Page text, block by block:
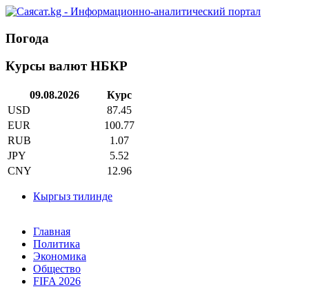
Погода
Курсы валют НБКР
09.08.2026
Курс
USD
87.45
EUR
100.77
RUB
1.07
JPY
5.52
CNY
12.96
Кыргыз тилинде
Главная
Политика
Экономика
Общество
FIFA 2026